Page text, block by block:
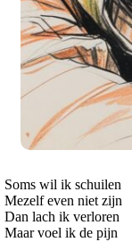
Soms wil ik schuilen
Mezelf even niet zijn
Dan lach ik verloren
Maar voel ik de pijn